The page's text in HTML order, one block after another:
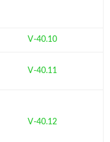
V-40.10
V-40.11
V-40.12